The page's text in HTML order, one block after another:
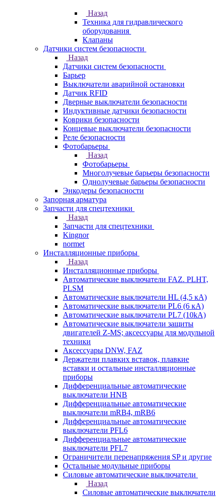
Назад
Техника для гидравлического
оборудования
Клапаны
Датчики систем безопасности
Назад
Датчики систем безопасности
Барьер
Выключатели аварийной остановки
Датчик RFID
Дверные выключатели безопасности
Индуктивные датчики безопасности
Коврики безопасности
Концевые выключатели безопасности
Реле безопасности
Фотобарьеры
Назад
Фотобарьеры
Многолучевые барьеры безопасности
Однолучевые барьеры безопасности
Энкодеры безопасности
Запорная арматура
Запчасти для спецтехники
Назад
Запчасти для спецтехники
Kingnor
normet
Инсталляционные приборы
Назад
Инсталляционные приборы
Автоматические выключатели FAZ. PLHT,
PLSM
Автоматические выключатели HL (4,5 кА)
Автоматические выключатели PL6 (6 кА)
Автоматические выключатели PL7 (10kA)
Автоматические выключатели защиты
двигателей Z-MS; аксессуары для модульной
техники
Аксессуары DNW, FAZ
Держатели плавких вставок, плавкие
вставки и остальные инсталляционные
приборы
Дифференциальные автоматические
выключатели HNB
Дифференциальные автоматические
выключатели mRB4, mRB6
Дифференциальные автоматические
выключатели PFL6
Дифференциальные автоматические
выключатели PFL7
Ограничители перенапряжения SP и другие
Остальные модульные приборы
Силовые автоматические выключатели
Назад
Силовые автоматические выключатели